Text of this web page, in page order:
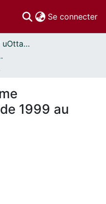
Se connecter
Thèses uOttawa // uOttawa Theses
2011 -
1999 au